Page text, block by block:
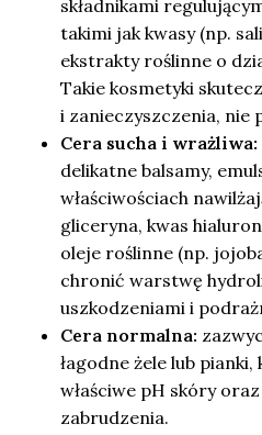
składnikami
takimi jak kwasy (np.
ekstrakty roślinne o
Takie kosmetyki
i zanieczyszczenia, nie
Cera sucha i wrażliwa:
delikatne balsamy,
właściwościach
gliceryna, kwas
oleje roślinne (np.
chronić warstwę
uszkodzeniami i
Cera normalna:
łagodne żele lub
właściwe pH skóry
zabrudzenia.